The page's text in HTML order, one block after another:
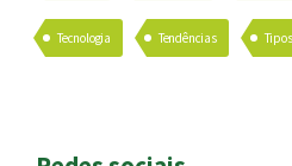
Tecnologia Tendências